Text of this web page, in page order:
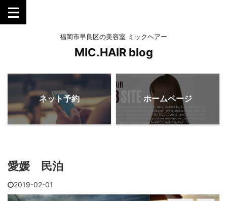
福岡市早良区の美容室 ミックヘアー
MIC.HAIR blog
ネット予約 ホームページ
愛媛 民泊
2019-02-01